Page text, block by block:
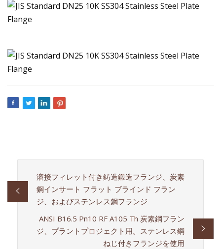
溶接フィレット付き鋳造鍛造フランジ、炭素
鋼インサート フラット ブラインド フラン
ジ、およびステンレス鋼フランジ
ANSI B16.5 Pn10 RF A105 Th 炭素鋼フラン
ジ、プラントプロジェクト用。ステンレス鋼
ねじ付きフランジを使用